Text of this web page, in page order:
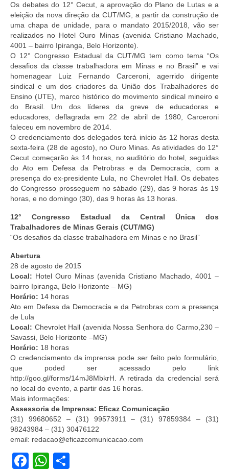
Os debates do 12° Cecut, a aprovação do Plano de Lutas e a
eleição da nova direção da CUT/MG, a partir da construção de
uma chapa de unidade, para o mandato 2015/2018, vão ser
realizados no Hotel Ouro Minas (avenida Cristiano Machado,
4001 – bairro Ipiranga, Belo Horizonte).
O 12° Congresso Estadual da CUT/MG tem como tema “Os
desafios da classe trabalhadora em Minas e no Brasil” e vai
homenagear Luiz Fernando Carceroni, agerrido dirigente
sindical e um dos criadores da União dos Trabalhadores do
Ensino (UTE), marco histórico do movimento sindical mineiro e
do Brasil. Um dos líderes da greve de educadoras e
educadores, deflagrada em 22 de abril de 1980, Carceroni
faleceu em novembro de 2014.
O credenciamento dos delegados terá início às 12 horas desta
sexta-feira (28 de agosto), no Ouro Minas. As atividades do 12°
Cecut começarão às 14 horas, no auditório do hotel, seguidas
do Ato em Defesa da Petrobras e da Democracia, com a
presença do ex-presidente Lula, no Chevrolet Hall. Os debates
do Congresso prosseguem no sábado (29), das 9 horas às 19
horas, e no domingo (30), das 9 horas às 13 horas.
12° Congresso Estadual da Central Única dos
Trabalhadores de Minas Gerais (CUT/MG)
“Os desafios da classe trabalhadora em Minas e no Brasil”
Abertura
28 de agosto de 2015
Local: Hotel Ouro Minas (avenida Cristiano Machado, 4001 –
bairro Ipiranga, Belo Horizonte – MG)
Horário: 14 horas
Ato em Defesa da Democracia e da Petrobras com a presença
de Lula
Local: Chevrolet Hall (avenida Nossa Senhora do Carmo,230 –
Savassi, Belo Horizonte –MG)
Horário: 18 horas
O credenciamento da imprensa pode ser feito pelo formulário,
que poded ser acessado pelo link
http://goo.gl/forms/14mJ8MbkrH. A retirada da credencial será
no local do evento, a partir das 16 horas.
Mais informações:
Assessoria de Imprensa: Eficaz Comunicação
(31) 99680652 – (31) 99573911 – (31) 97859384 – (31)
98243984 – (31) 30476122
email: redacao@eficazcomunicacao.com
Facebook
WhatsApp